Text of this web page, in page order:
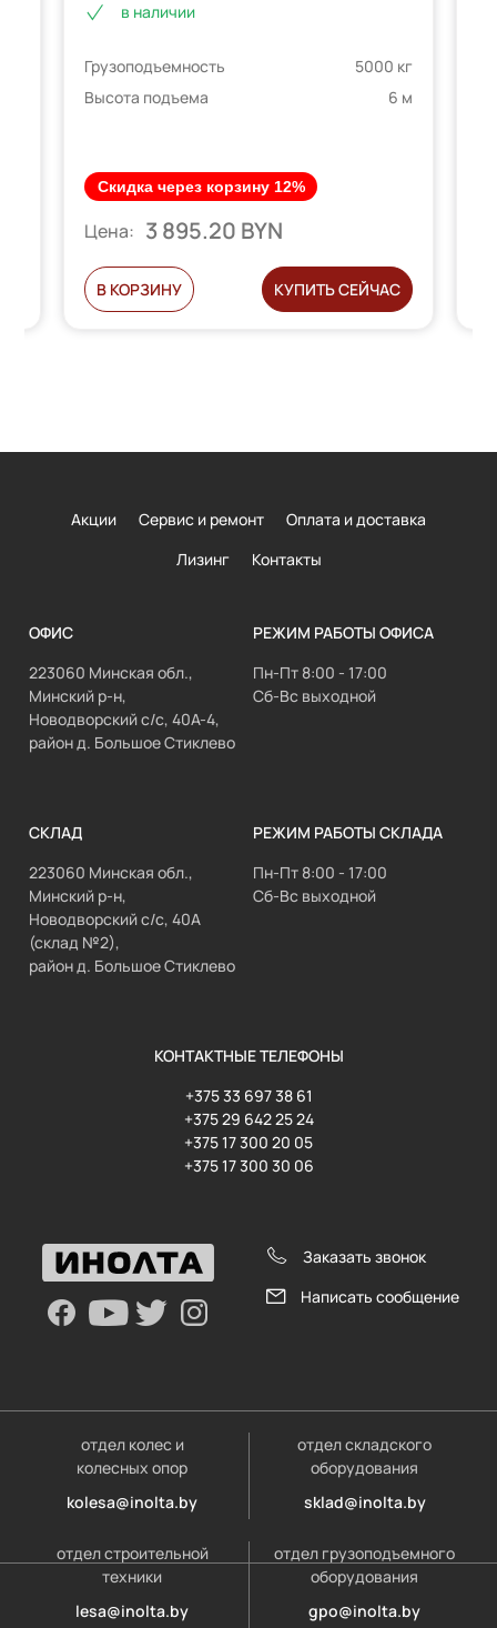
опроса
пользователей
в наличии
Грузоподъемность
5000 кг
Высота подъема
6 м
Скидка через корзину 12%
Цена: 3 895.20 BYN
В КОРЗИНУ КУПИТЬ СЕЙЧАС
Акции Сервис и ремонт
Оплата и доставка
Лизинг
Контакты
ОФИС
223060 Минская обл.,
Минский р-н,
Новодворский с/с, 40А-4,
район д. Большое Стиклево
РЕЖИМ РАБОТЫ ОФИСА
Пн-Пт 8:00 - 17:00
Сб-Вс выходной
СКЛАД
223060 Минская обл.,
Минский р-н,
Новодворский с/с, 40А
(склад №2),
район д. Большое Стиклево
РЕЖИМ РАБОТЫ СКЛАДА
Пн-Пт 8:00 - 17:00
Сб-Вс выходной
КОНТАКТНЫЕ ТЕЛЕФОНЫ
+375 33 697 38 61
+375 29 642 25 24
+375 17 300 20 05
+375 17 300 30 06
Заказать звонок
Написать сообщение
отдел колес и
колесных опор
kolesa@inolta.by
отдел складского
оборудования
sklad@inolta.by
отдел строительной
техники
lesa@inolta.by
отдел грузоподъемного
оборудования
gpo@inolta.by